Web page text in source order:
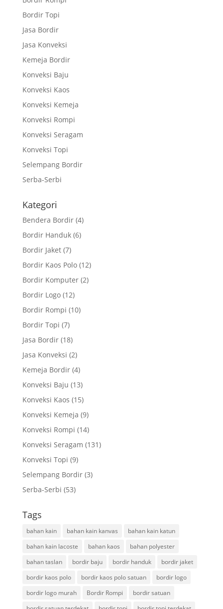
Bordir Topi
Jasa Bordir
Jasa Konveksi
Kemeja Bordir
Konveksi Baju
Konveksi Kaos
Konveksi Kemeja
Konveksi Rompi
Konveksi Seragam
Konveksi Topi
Selempang Bordir
Serba-Serbi
Kategori
Bendera Bordir(4)
Bordir Handuk(6)
Bordir Jaket(7)
Bordir Kaos Polo(12)
Bordir Komputer(2)
Bordir Logo(12)
Bordir Rompi (10)
Bordir Topi (7)
Jasa Bordir(18)
Jasa Konveksi (2)
Kemeja Bordir(4)
Konveksi Baju (13)
Konveksi Kaos (15)
Konveksi Kemeja (9)
Konveksi Rompi (14)
Konveksi Seragam (131)
Konveksi Topi (9)
Selempang Bordir(3)
Serba-Serbi (53)
Tags
bahan kain bahan kain kanvas
bahan kain katun
bahan kain lacoste
bahan kaos
bahan polyester
bahan taslan
bordir baju bordir handuk
bordir jaket
bordir kaos polo
bordir kaos polo satuan
bordir logo
bordir logo murah
Bordir Rompi
bordir satuan